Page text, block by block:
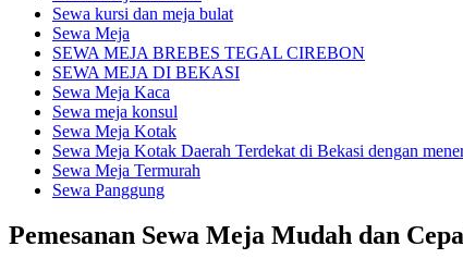
Sewa kursi dan meja bulat
Sewa Meja
SEWA MEJA BREBES TEGAL CIREBON
SEWA MEJA DI BEKASI
Sewa Meja Kaca
Sewa meja konsul
Sewa Meja Kotak
Sewa Meja Kotak Daerah Terdekat di Bekasi dengan
Sewa Meja Termurah
Sewa Panggung
Pemesanan Sewa Meja Mudah dan